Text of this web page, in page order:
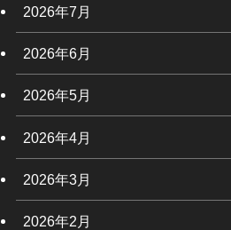
2026年7月
2026年6月
2026年5月
2026年4月
2026年3月
2026年2月